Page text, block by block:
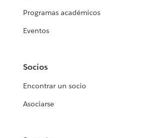
Programas académicos
Eventos
Socios
Encontrar un socio
Asociarse